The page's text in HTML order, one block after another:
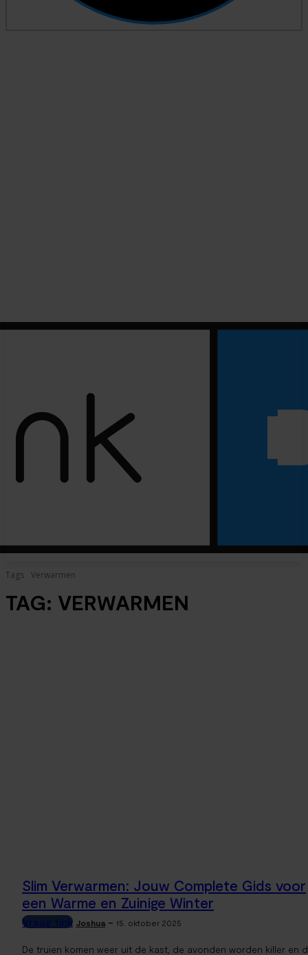
Tags Verwarmen
TAG: VERWARMEN
Slim Verwarmen: Jouw Complete Gids voor
een Warme en Zuinige Winter
Vraag tink Joshua - 15. oktober 2025
De truien komen weer uit de kast, de avonden worden killer en